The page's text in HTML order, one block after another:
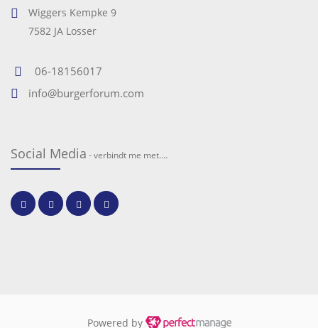
Wiggers Kempke 9
7582 JA Losser
06-18156017
info@burgerforum.com
Social Media - verbindt me met....
Powered by